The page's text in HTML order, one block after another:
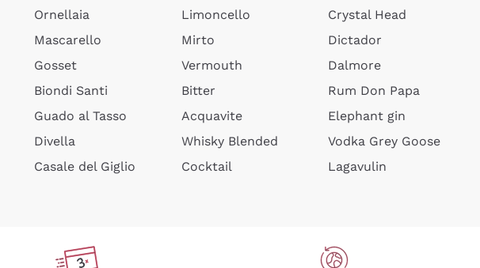
Ornellaia
Mascarello
Gosset
Biondi Santi
Guado al Tasso
Divella
Casale del Giglio
Limoncello
Mirto
Vermouth
Bitter
Acquavite
Whisky Blended
Cocktail
Crystal Head
Dictador
Dalmore
Rum Don Papa
Elephant gin
Vodka Grey Goose
Lagavulin